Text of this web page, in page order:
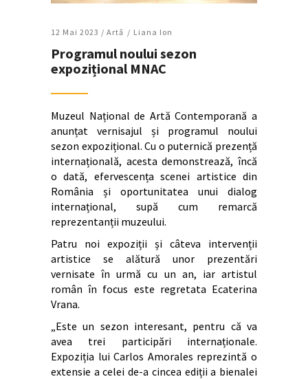
12 Mai 2023 / Artǎ Liana Ion
Programul noului sezon
expozițional MNAC
Muzeul Național de Artă Contemporană a
anunțat vernisajul și programul noului
sezon expozițional. Cu o puternică prezență
internațională, acesta demonstrează, încă
o dată, efervescența scenei artistice din
România și oportunitatea unui dialog
internațional, supă cum remarcă
reprezentanții muzeului.
Patru noi expoziții și câteva intervenții
artistice se alătură unor prezentări
vernisate în urmă cu un an, iar artistul
român în focus este regretata Ecaterina
Vrana.
„Este un sezon interesant, pentru că va
avea trei participări internaționale.
Expoziția lui Carlos Amorales reprezintă o
extensie a celei de-a cincea ediții a bienalei